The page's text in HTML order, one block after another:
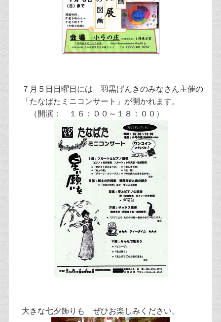
７月５日日曜日には 羽黒げんきのみなさん主催の
「たなばたミニコンサート」が開かれます。
（開演： １６：００～１８：００）
大きな七夕飾りも ぜひお楽しみください。